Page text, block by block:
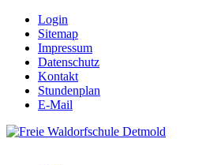
Login
Sitemap
Impressum
Datenschutz
Kontakt
Stundenplan
E-Mail